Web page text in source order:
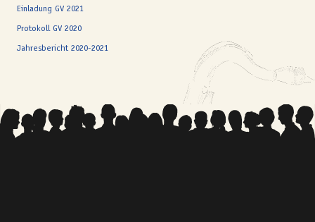
Einladung GV 2021
Protokoll GV 2020
Jahresbericht 2020-2021